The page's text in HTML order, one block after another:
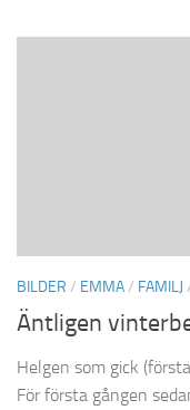
BILDER / EMMA/ FAMILJ
Äntligen
Helgen som gick
För första gången